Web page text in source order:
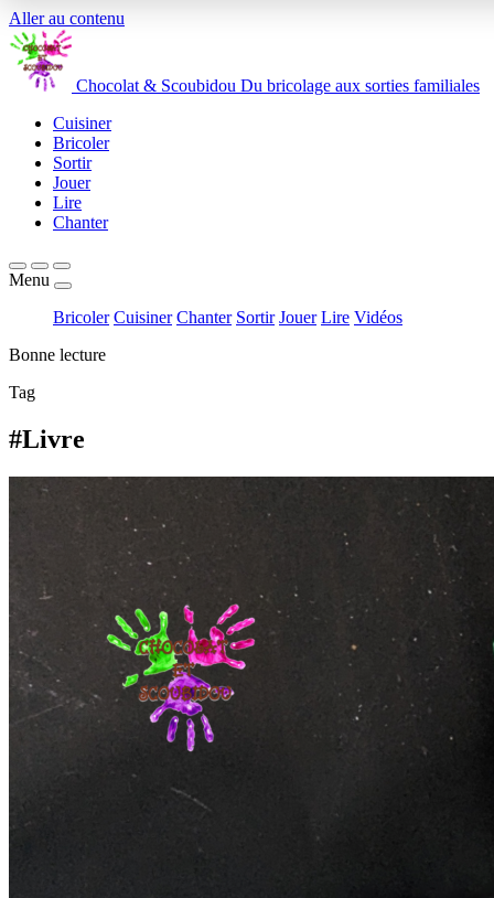
Aller au contenu
Chocolat & Scoubidou Du bricolage aux sorties familiales
Cuisiner
Bricoler
Sortir
Jouer
Lire
Chanter
Menu
Bricoler Cuisiner Chanter Sortir Jouer Lire Vidéos
Bonne lecture
Tag
#Livre